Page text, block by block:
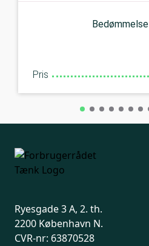
Bedømmelse
Pris
Ryesgade 3 A, 2. th.
2200 København N.
CVR-nr: 63870528